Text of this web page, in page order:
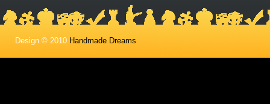
Design © 2010 Handmade Dreams